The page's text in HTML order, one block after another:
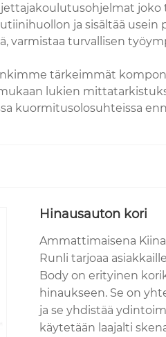
joko
ja sisältää
varmistaa turvallisen
tärkeimmät
lukien
kuormitusolosuhteissa
Hinausauton kori
Ammattimaisena
Runli tarjoaa
Body on erityinen
hinaukseen. Se on
ja se yhdistää
käytetään laajalti